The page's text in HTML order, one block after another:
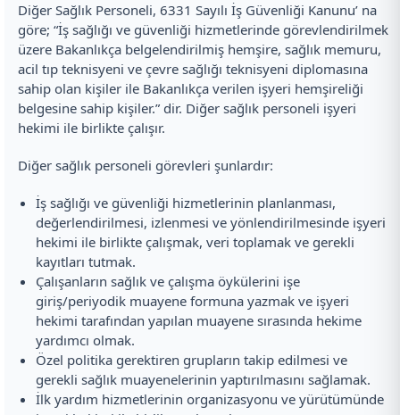
Diğer Sağlık Personeli, 6331 Sayılı İş Güvenliği Kanunu’ na
göre; “İş sağlığı ve güvenliği hizmetlerinde görevlendirilmek
üzere Bakanlıkça belgelendirilmiş hemşire, sağlık memuru,
acil tıp teknisyeni ve çevre sağlığı teknisyeni diplomasına
sahip olan kişiler ile Bakanlıkça verilen işyeri hemşireliği
belgesine sahip kişiler.” dir. Diğer sağlık personeli işyeri
hekimi ile birlikte çalışır.
Diğer sağlık personeli görevleri şunlardır:
İş sağlığı ve güvenliği hizmetlerinin planlanması,
değerlendirilmesi, izlenmesi ve yönlendirilmesinde işyeri
hekimi ile birlikte çalışmak, veri toplamak ve gerekli
kayıtları tutmak.
Çalışanların sağlık ve çalışma öykülerini işe
giriş/periyodik muayene formuna yazmak ve işyeri
hekimi tarafından yapılan muayene sırasında hekime
yardımcı olmak.
Özel politika gerektiren grupların takip edilmesi ve
gerekli sağlık muayenelerinin yaptırılmasını sağlamak.
İlk yardım hizmetlerinin organizasyonu ve yürütümünde